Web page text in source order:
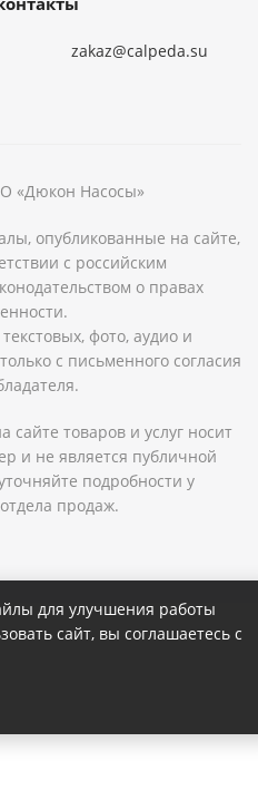
zakaz@calpeda.su
«Дюкон Насосы»
опубликованные на сайте,
с российским
о правах
фото, аудио и
с письменного согласия
товаров и услуг носит
и не является публичной
подробности у
продаж.
для улучшения работы
сайт, вы соглашаетесь с